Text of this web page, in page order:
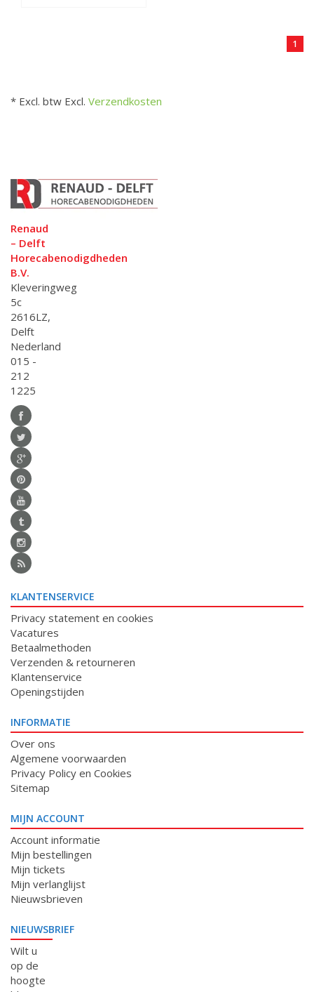
1
* Excl. btw Excl. Verzendkosten
Renaud
– Delft
Horecabenodigdheden
B.V.
Kleveringweg
5c
2616LZ,
Delft
Nederland
015 -
212
1225
KLANTENSERVICE
Privacy statement en cookies
Vacatures
Betaalmethoden
Verzenden & retourneren
Klantenservice
Openingstijden
INFORMATIE
Over ons
Algemene voorwaarden
Privacy Policy en Cookies
Sitemap
MIJN ACCOUNT
Account informatie
Mijn bestellingen
Mijn tickets
Mijn verlanglijst
Nieuwsbrieven
NIEUWSBRIEF
Wilt u
op de
hoogte